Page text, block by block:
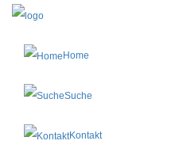
Home
Suche
Kontakt